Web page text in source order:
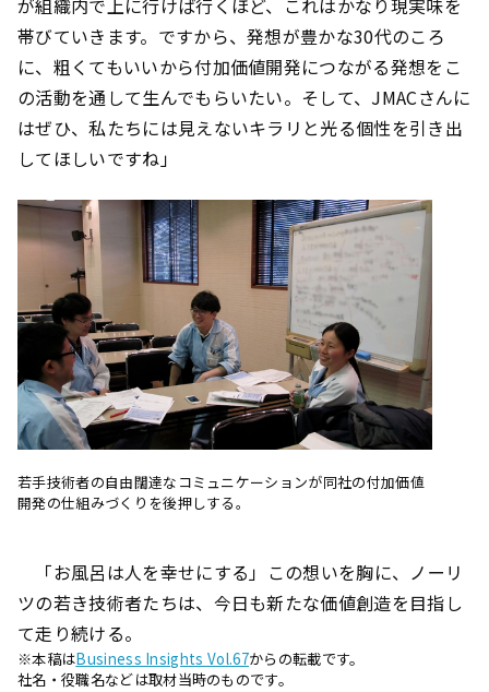
が組織内で上に行けば行くほど、これはかなり現実味を
帯びていきます。ですから、発想が豊かな30代のころ
に、粗くてもいいから付加価値開発につながる発想をこ
の活動を通して生んでもらいたい。そして、JMACさんに
はぜひ、私たちには見えないキラリと光る個性を引き出
してほしいですね」
若手技術者の自由闊達なコミュニケーションが同社の付加価値
開発の仕組みづくりを後押しする。
「お風呂は人を幸せにする」――この想いを胸に、ノーリ
ツの若き技術者たちは、今日も新たな価値創造を目指し
て走り続ける。
※本稿はBusiness Insights Vol.67からの転載です。
社名・役職名などは取材当時のものです。